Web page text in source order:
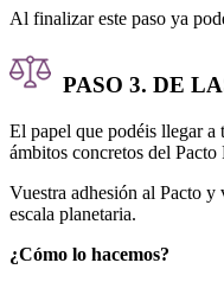
Al finalizar este paso ya
PASO 3. DE
El papel que podéis llegar a
ámbitos concretos del
Vuestra adhesión al Pacto
escala planetaria.
¿Cómo lo hacemos?